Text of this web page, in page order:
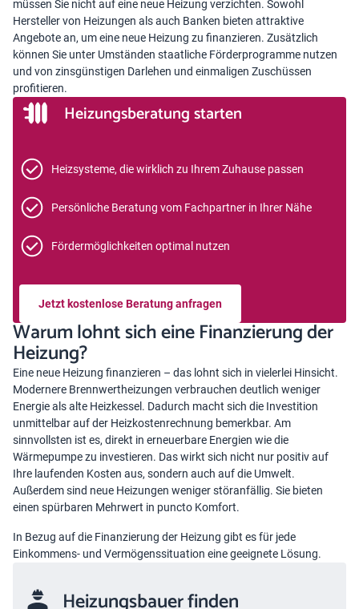
müssen Sie nicht auf eine neue Heizung verzichten. Sowohl
Hersteller von Heizungen als auch Banken bieten attraktive
Angebote an, um eine neue Heizung zu finanzieren. Zusätzlich
können Sie unter Umständen staatliche Förderprogramme nutzen
und von zinsgünstigen Darlehen und einmaligen Zuschüssen
profitieren.
Heizungsberatung starten
Heizsysteme, die wirklich zu Ihrem Zuhause passen
Persönliche Beratung vom Fachpartner in Ihrer Nähe
Fördermöglichkeiten optimal nutzen
Jetzt kostenlose Beratung anfragen
Warum lohnt sich eine Finanzierung der
Heizung?
Eine neue Heizung finanzieren – das lohnt sich in vielerlei Hinsicht.
Modernere Brennwertheizungen verbrauchen deutlich weniger
Energie als alte Heizkessel. Dadurch macht sich die Investition
unmittelbar auf der Heizkostenrechnung bemerkbar. Am
sinnvollsten ist es, direkt in erneuerbare Energien wie die
Wärmepumpe zu investieren. Das wirkt sich nicht nur positiv auf
Ihre laufenden Kosten aus, sondern auch auf die Umwelt.
Außerdem sind neue Heizungen weniger störanfällig. Sie bieten
einen spürbaren Mehrwert in puncto Komfort.
In Bezug auf die Finanzierung der Heizung gibt es für jede
Einkommens- und Vermögenssituation eine geeignete Lösung.
Heizungsbauer finden